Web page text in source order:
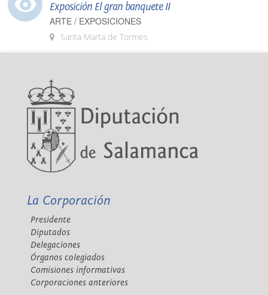
Exposición El gran banquete II
ARTE / EXPOSICIONES
Santa Marta de Tormes
La Corporación
Presidente
Diputados
Delegaciones
Órganos colegiados
Comisiones informativas
Corporaciones anteriores